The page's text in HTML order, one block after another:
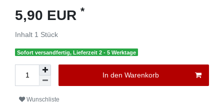
5,90 EUR *
Inhalt 1 Stück
Sofort versandfertig, Lieferzeit 2 - 5 Werktage
In den Warenkorb
Wunschliste